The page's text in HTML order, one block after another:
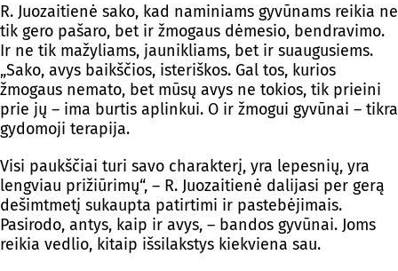
R. Juozaitienė sako, kad naminiams gyvūnams reikia ne
tik gero pašaro, bet ir žmogaus dėmesio, bendravimo.
Ir ne tik mažyliams, jaunikliams, bet ir suaugusiems.
„Sako, avys baikščios, isteriškos. Gal tos, kurios
žmogaus nemato, bet mūsų avys ne tokios, tik prieini
prie jų – ima burtis aplinkui. O ir žmogui gyvūnai – tikra
gydomoji terapija.
Visi paukščiai turi savo charakterį, yra lepesnių, yra
lengviau prižiūrimų“, – R. Juozaitienė dalijasi per gerą
dešimtmetį sukaupta patirtimi ir pastebėjimais.
Pasirodo, antys, kaip ir avys, – bandos gyvūnai. Joms
reikia vedlio, kitaip išsilakstys kiekviena sau.